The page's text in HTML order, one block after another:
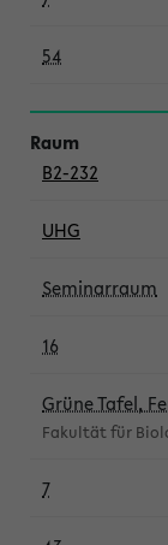
54
B2-232
UHG
Seminarraum
16
Grüne Tafel,
Fakultät für
7